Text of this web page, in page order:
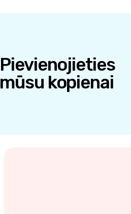
Pievienojieties
mūsu kopienai